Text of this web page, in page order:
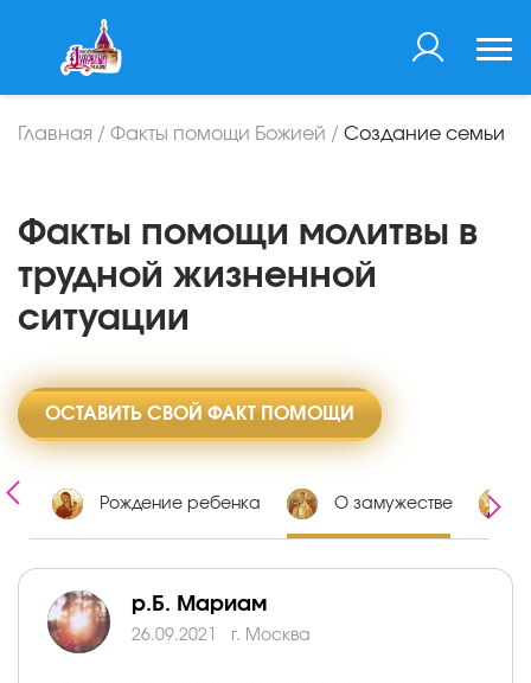
Главная / Факты помощи Божией / Создание семьи
Факты помощи молитвы в
трудной жизненной
ситуации
ОСТАВИТЬ СВОЙ ФАКТ ПОМОЩИ
Рождение ребенка О замужестве
р.Б. Мариам
26.09.2021 г. Москва